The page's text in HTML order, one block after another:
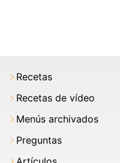
Recetas
Recetas de vídeo
Menús archivados
Preguntas